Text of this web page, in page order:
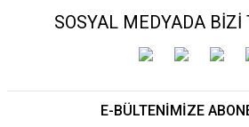
SOSYAL MEDYADA BİZİ
E-BÜLTENİMİZE